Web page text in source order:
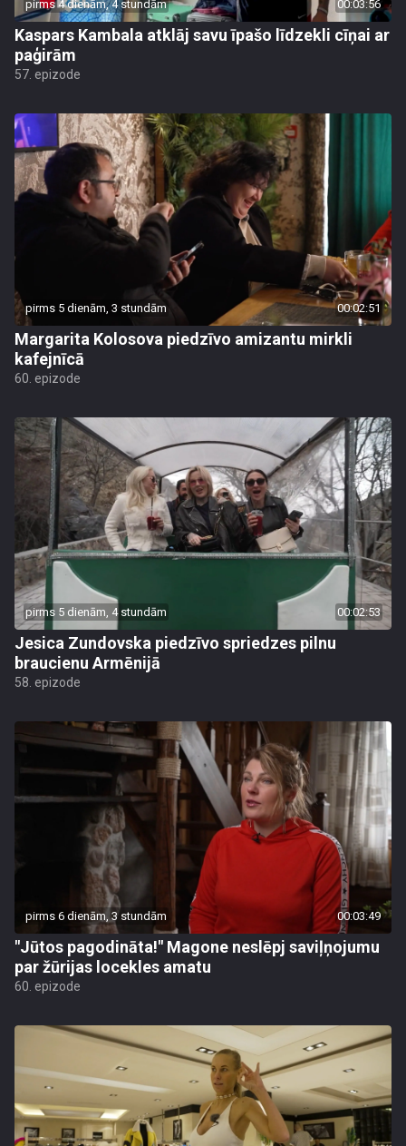
pirms 4 dienām, 4 stundām 00:03:56
Kaspars Kambala atklāj savu īpašo līdzekli cīņai ar
paģirām
57. epizode
pirms 5 dienām, 3 stundām 00:02:51
Margarita Kolosova piedzīvo amizantu mirkli
kafejnīcā
60. epizode
pirms 5 dienām, 4 stundām 00:02:53
Jesica Zundovska piedzīvo spriedzes pilnu
braucienu Armēnijā
58. epizode
pirms 6 dienām, 3 stundām 00:03:49
"Jūtos pagodināta!" Magone neslēpj saviļņojumu
par žūrijas locekles amatu
60. epizode